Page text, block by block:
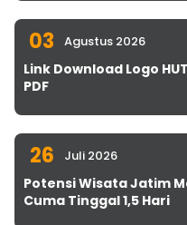
03 Agustus 2026
Link Download Logo
PDF
26 Juli 2026
Potensi Wisata Jatim
Cuma Tinggal 1,5 Hari